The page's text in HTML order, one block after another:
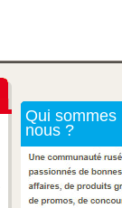
Qui sommes
nous ?